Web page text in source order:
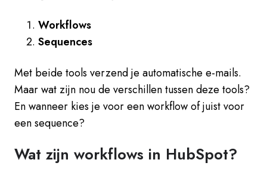
Workflows
Sequences
Met beide tools verzend je automatische e-mails.
Maar wat zijn nou de verschillen tussen deze tools?
En wanneer kies je voor een workflow of juist voor
een sequence?
Wat zijn workflows in HubSpot?